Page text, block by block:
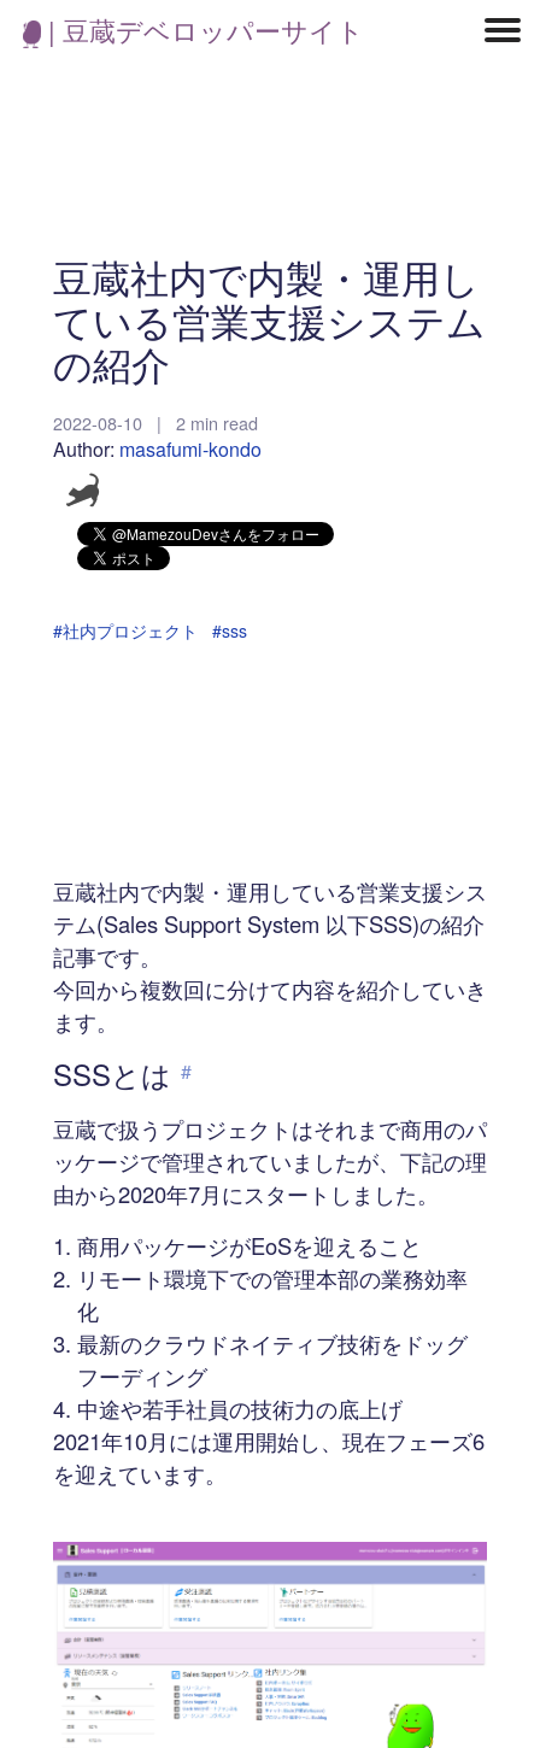
| 豆蔵デベロッパーサイト
豆蔵社内で内製・運用し
ている営業支援システム
の紹介
2022-08-10 | 2 min read
Author: masafumi-kondo
#社内プロジェクト #sss
豆蔵社内で内製・運用している営業支援シス
テム(Sales Support System 以下SSS)の紹介
記事です。
今回から複数回に分けて内容を紹介していき
ます。
SSSとは #
豆蔵で扱うプロジェクトはそれまで商用のパ
ッケージで管理されていましたが、下記の理
由から2020年7月にスタートしました。
商用パッケージがEoSを迎えること
リモート環境下での管理本部の業務効率
化
最新のクラウドネイティブ技術をドッグ
フーディング
中途や若手社員の技術力の底上げ
2021年10月には運用開始し、現在フェーズ6
を迎えています。